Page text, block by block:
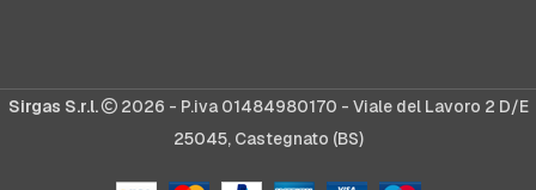
Sirgas S.r.l.
2026 - P.iva 01484980170 - Viale del Lavoro 2 D/E
25045, Castegnato (BS)